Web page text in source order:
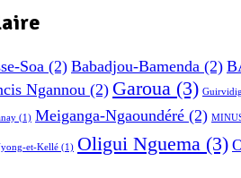
Soa (2) Babadjou-Bamenda (2)
Ngannou (2) Garoua (3)
(1) Meiganga-Ngaoundéré (2)
et-Kellé (1) Oligui Nguema (3)